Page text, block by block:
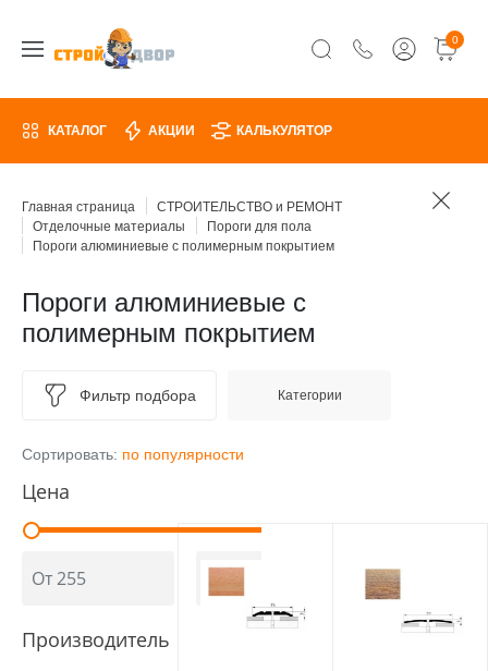
0
КАТАЛОГ АКЦИИ КАЛЬКУЛЯТОР
Главная страница
СТРОИТЕЛЬСТВО и РЕМОНТ
Отделочные материалы
Пороги для пола
Пороги алюминиевые с полимерным покрытием
Пороги алюминиевые с
полимерным покрытием
Фильтр подбора Категории
Сортировать: по популярности
Цена
Производитель